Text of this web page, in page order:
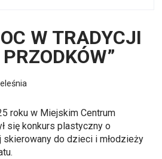
W TRADYCJI
roku w Miejskim Centrum
się konkurs plastyczny o
do dzieci i młodzieży